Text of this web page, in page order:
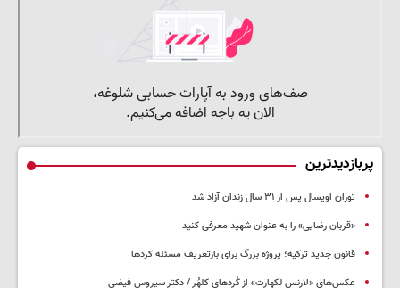
پربازدیدترین
توران اویسال پس از ۳۱ سال زندان آزاد شد
«قربان رضایی» را به عنوان شهید معرفی کنید
قانون جدید ترکیه؛ پروژه بزرگ‌ برای بازتعریف مسئله کردها
عکس‌های «لارنس لکهارت» از کُردهای کلهُر / دکتر سیروس فیضی